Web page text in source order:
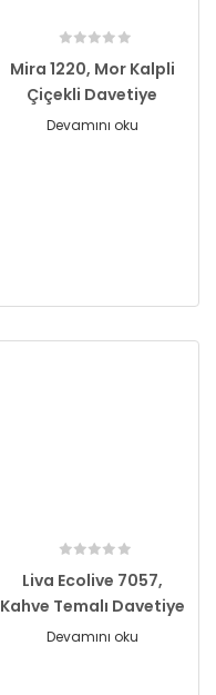
Mira 1220, Mor Kalpli
Çiçekli Davetiye
Devamını oku
Liva Ecolive 7057,
Kahve Temalı Davetiye
Devamını oku